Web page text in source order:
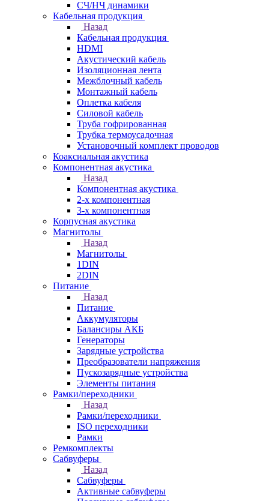
СЧ/НЧ динамики
Кабельная продукция
Назад
Кабельная продукция
HDMI
Акустический кабель
Изоляционная лента
Межблочный кабель
Монтажный кабель
Оплетка кабеля
Силовой кабель
Труба гофрированная
Трубка термоусадочная
Установочный комплект проводов
Коаксиальная акустика
Компонентная акустика
Назад
Компонентная акустика
2-х компонентная
3-х компонентная
Корпусная акустика
Магнитолы
Назад
Магнитолы
1DIN
2DIN
Питание
Назад
Питание
Аккумуляторы
Балансиры АКБ
Генераторы
Зарядные устройства
Преобразователи напряжения
Пускозарядные устройства
Элементы питания
Рамки/переходники
Назад
Рамки/переходники
ISO переходники
Рамки
Ремкомплекты
Сабвуферы
Назад
Сабвуферы
Активные сабвуферы